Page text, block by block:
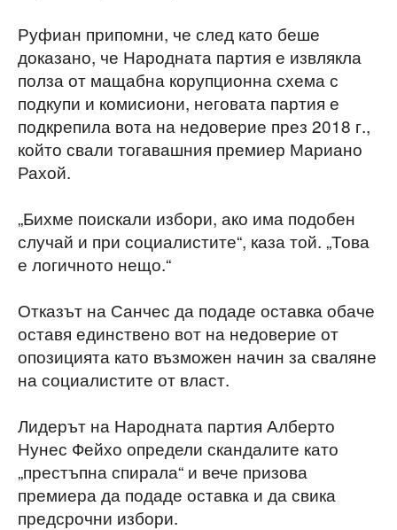
Руфиан припомни, че след като беше
доказано, че Народната партия е извлякла
полза от мащабна корупционна схема с
подкупи и комисиони, неговата партия е
подкрепила вота на недоверие през 2018 г.,
който свали тогавашния премиер Мариано
Рахой.
„Бихме поискали избори, ако има подобен
случай и при социалистите“, каза той. „Това
е логичното нещо.“
Отказът на Санчес да подаде оставка обаче
оставя единствено вот на недоверие от
опозицията като възможен начин за сваляне
на социалистите от власт.
Лидерът на Народната партия Алберто
Нунес Фейхо определи скандалите като
„престъпна спирала“ и вече призова
премиера да подаде оставка и да свика
предсрочни избори.